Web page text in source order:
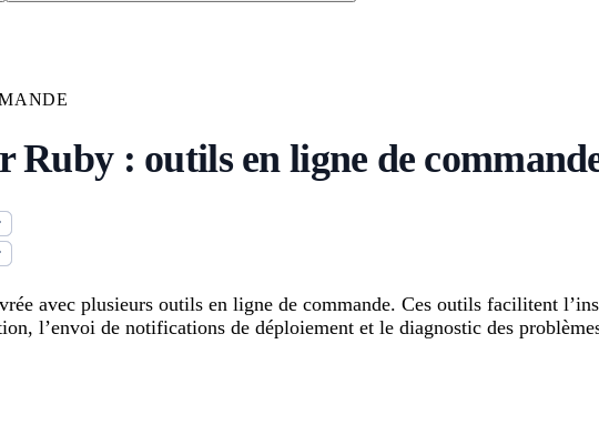
Ruby : outils en ligne de
avec plusieurs outils en ligne de commande. Ces outils facilitent
l’envoi de notifications de déploiement et le diagnostic des